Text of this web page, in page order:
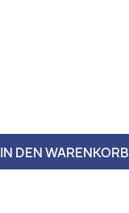
IN DEN WARENKORB